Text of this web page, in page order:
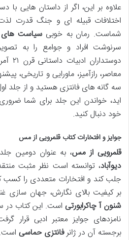
علاوه بر این، اگر از داستان هایی
اختلافات قبیله ای و جنگ قدرت
شماست. رمان به خوبیسیاست های
سرنوشت افراد و جوامع را به
معاصر، رازآمیز، ماورایی و تاریخی،
سه گانه های فانتزی هستید و از جلد
اید، خواندن این جلد برای شما
خود دنبال کنید.
جوایز و افتخارات کتاب قلمرویی از مس
قلمرویی از مس، به عنوان دومین
دیوآباد، توانسته است نظر مثبت
جلب کند و افتخارات متعددی را کسب
بر کیفیت بالای نگارش، جهان سازی
شنون آ چاکرابورتی
نامزدهای جوایز معتبر ادبی قرار
برجسته آن در ژانرفانتزی حماسی است.